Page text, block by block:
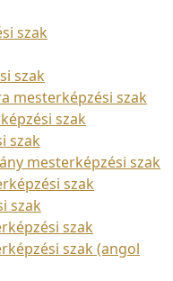
szak
szak
mesterképzési szak
szak
szak
mesterképzési szak
szak
szak
szak
szak (angol